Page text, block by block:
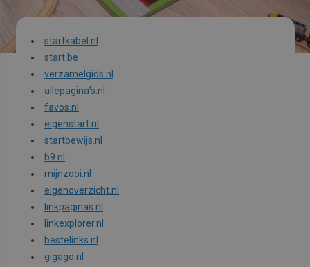
startkabel.nl
start.be
verzamelgids.nl
allepagina’s.nl
favos.nl
eigenstart.nl
startbewijs.nl
b9.nl
mijnzooi.nl
eigenoverzicht.nl
linkpaginas.nl
linkexplorer.nl
bestelinks.nl
gigago.nl